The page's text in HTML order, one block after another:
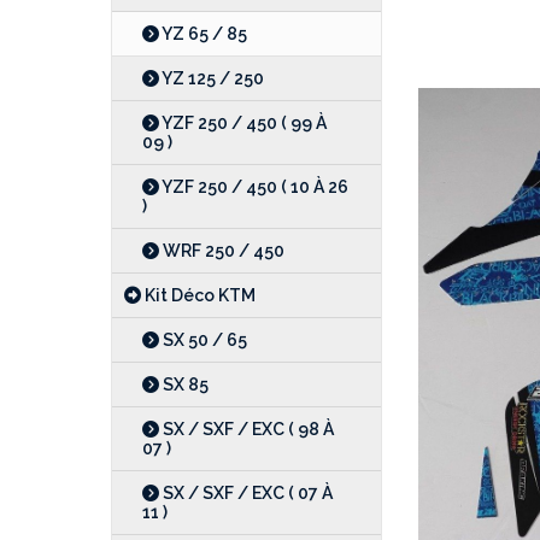
YZ 65 / 85
YZ 125 / 250
YZF 250 / 450 ( 99 À
09 )
YZF 250 / 450 ( 10 À 26
)
WRF 250 / 450
Kit Déco KTM
SX 50 / 65
SX 85
SX / SXF / EXC ( 98 À
07 )
SX / SXF / EXC ( 07 À
11 )